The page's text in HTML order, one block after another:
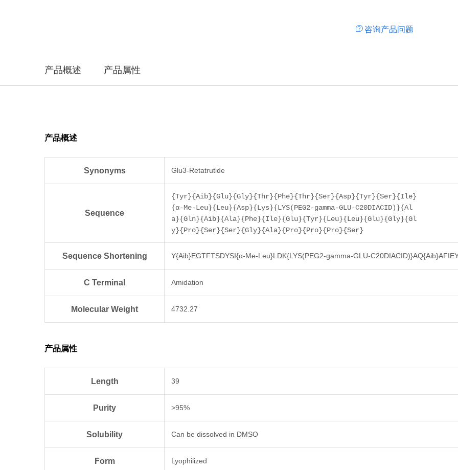
咨询产品问题
产品概述 产品属性
产品概述
Synonyms Glu3-Retatrutide
Sequence
{Tyr}{Aib}{Glu}{Gly}{Thr}{Phe}{Thr}{Ser}{Asp}{Tyr}{Ser}{Ile}
{α-Me-Leu}{Leu}{Asp}{Lys}{LYS(PEG2-gamma-GLU-C20DIACID)}{Al
a}{Gln}{Aib}{Ala}{Phe}{Ile}{Glu}{Tyr}{Leu}{Leu}{Glu}{Gly}{Gl
y}{Pro}{Ser}{Ser}{Gly}{Ala}{Pro}{Pro}{Pro}{Ser}
Sequence Shortening Y{Aib}EGTFTSDYSI{α-Me-Leu}LDK{LYS(PEG2-gamma-GLU-
C Terminal Amidation
Molecular Weight 4732.27
产品属性
Length 39
Purity >95%
Solubility Can be dissolved in DMSO
Form Lyophilized